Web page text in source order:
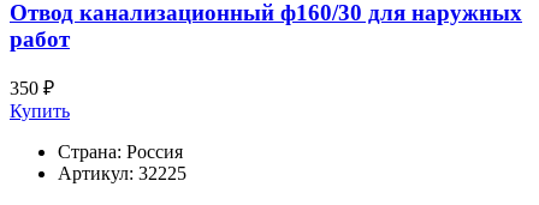
Отвод канализационный ф160/30 для наружных
работ
350 ₽
Купить
Страна: Россия
Артикул: 32225